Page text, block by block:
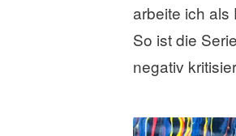
arbeite ich als
So ist die
negativ